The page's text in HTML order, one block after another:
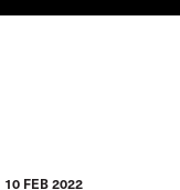
10 FEB 2022